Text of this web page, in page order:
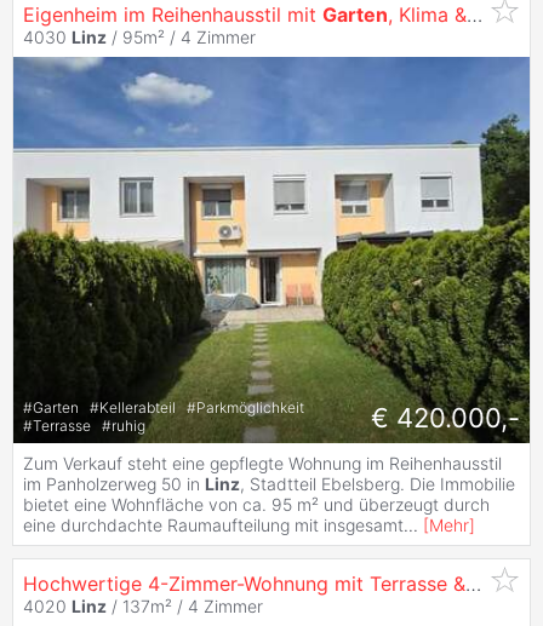
Eigenheim im Reihenhausstil mit Garten, Klima & TG in ruhiger Lage
4030 Linz / 95m² / 4 Zimmer
#Garten #Kellerabteil #Parkmöglichkeit
#Terrasse #ruhig € 420.000,-
Zum Verkauf steht eine gepflegte Wohnung im Reihenhausstil
im Panholzerweg 50 in Linz, Stadtteil Ebelsberg. Die Immobilie
bietet eine Wohnfläche von ca. 95 m² und überzeugt durch
eine durchdachte Raumaufteilung mit insgesamt... [Mehr]
Hochwertige 4-Zimmer-Wohnung mit Terrasse &Garten
4020 Linz / 137m² / 4 Zimmer